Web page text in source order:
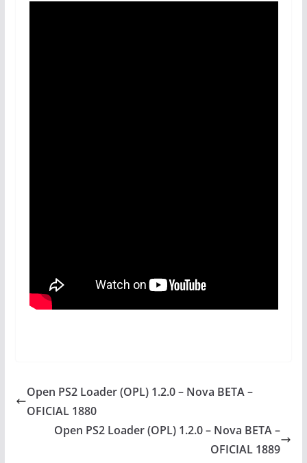
Open PS2 Loader (OPL) 1.2.0 – Nova BETA –
OFICIAL 1880
Open PS2 Loader (OPL) 1.2.0 – Nova BETA –
OFICIAL 1889